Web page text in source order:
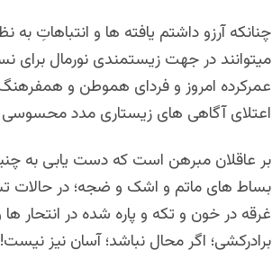
چنانکه آرزو داشتم یافته ها و انتباهاتِ
میتوانند در جهت زیستمندی نورمال
عمرکرده امروز و فردای هموطن و
اعتلای آگاهی های زیستاری مدد محسوسی
بر عاقلان مبرهن است که دست یابی به
بساط های ماتم و اشک و ضجه؛ در حالات
غرقه در خون و تکه و پاره شده در
برادرکشی؛ اگر محال نباشد؛ آسان نیز نیست!